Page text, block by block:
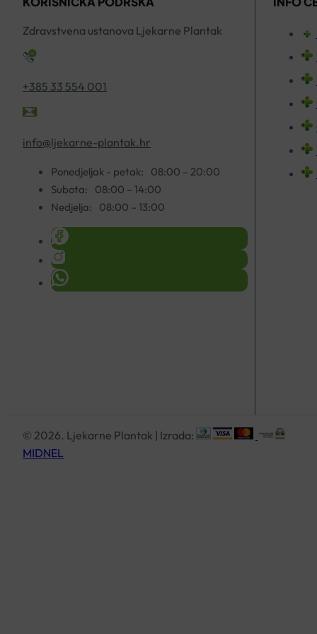
Zdravstvena ustanova Ljekarne Plantak
+385 33 554 001
info@ljekarne-plantak.hr
Ponedjeljak - petak:
08:00 – 20:00
Subota:
08:00 – 14:00
Nedjelja:
08:00 – 13:00
© 2026. Ljekarne Plantak | Izrada:
MIDNEL